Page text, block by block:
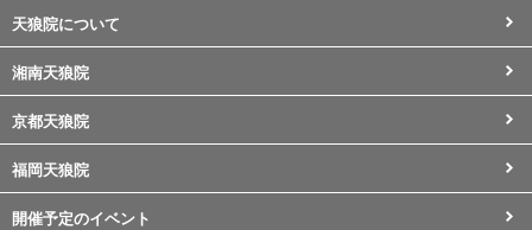
天狼院について
湘南天狼院
京都天狼院
福岡天狼院
開催予定のイベント